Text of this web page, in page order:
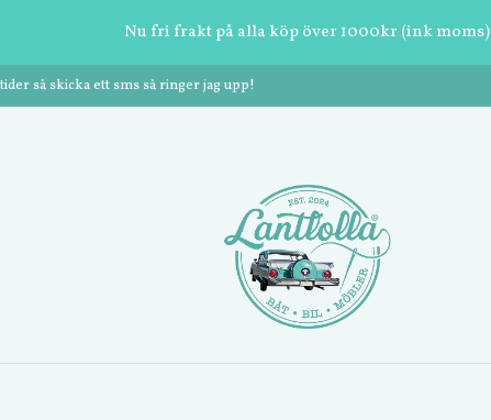
Nu fri frakt på alla köp över 1000kr (ink moms)
så skicka ett sms så ringer jag upp!